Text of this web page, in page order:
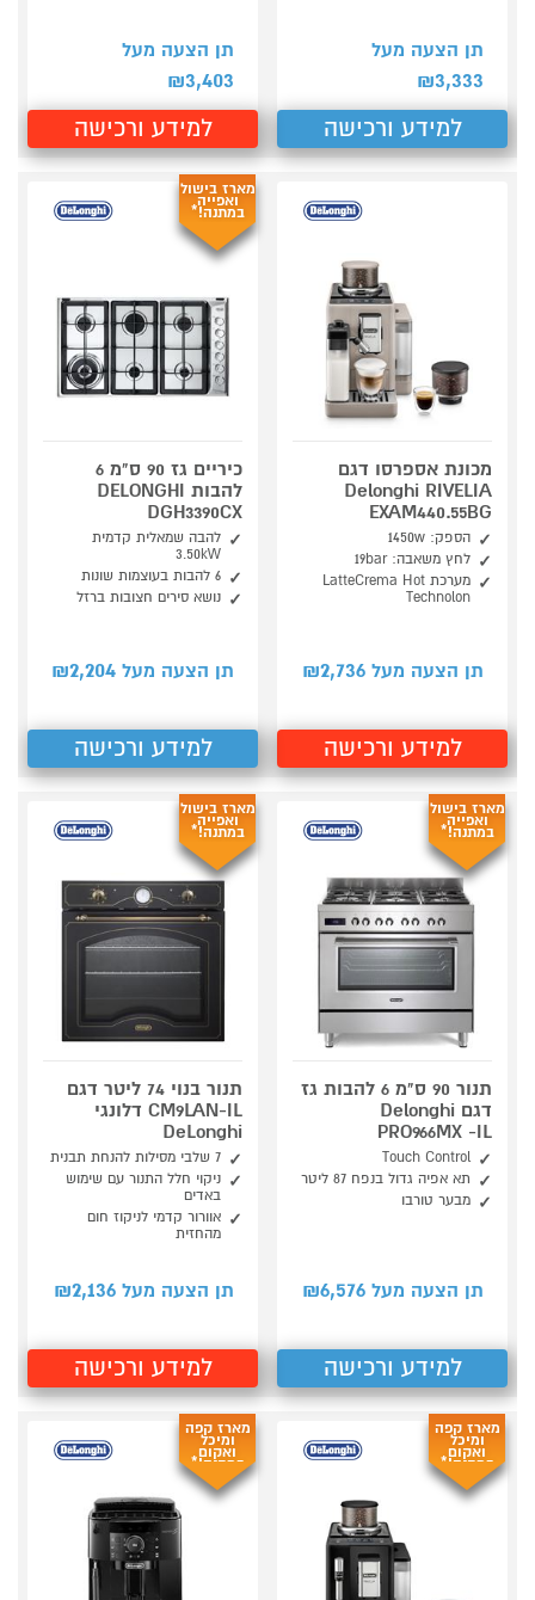
תן הצעה מעל
₪3,333
למידע ורכישה
תן הצעה מעל
₪3,403
למידע ורכישה
מכונת אספרסו דגם
Delonghi RIVELIA
EXAM440.55BG
הספק: 1450w
לחץ משאבה: 19bar
מערכת LatteCrema Hot
Technolon
תן הצעה מעל ₪ 2,736
למידע ורכישה
מארז בישול
ואפייה
במתנה!*
כיריים גז 90 ס"מ 6
להבות DELONGHI
DGH3390CX
להבה שמאלית קדמית
3.50kW
6 להבות בעוצמות שונות
נושא סירים חצובות ברזל
תן הצעה מעל ₪ 2,204
למידע ורכישה
מארז בישול
ואפייה
במתנה!*
תנור 90 ס"מ 6 להבות גז
דגם Delonghi
PRO966MX -IL
Touch Control
תא אפיה גדול בנפח 87 ליטר
מבער טורבו
תן הצעה מעל ₪ 6,576
למידע ורכישה
מארז בישול
ואפייה
במתנה!*
תנור בנוי 74 ליטר דגם
CM9LAN-IL דלונגי
DeLonghi
7 שלבי מסילות להנחת תבנית
ניקוי חלל התנור עם שימוש
באדים
אוורור קדמי לניקוז חום
מהחזית
תן הצעה מעל ₪ 2,136
למידע ורכישה
מארז קפה
ומיכל
ואקום
במתנה!*
מארז קפה
ומיכל
ואקום
במתנה!*